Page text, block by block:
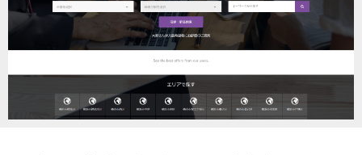
施設
地域密着型小規模施設